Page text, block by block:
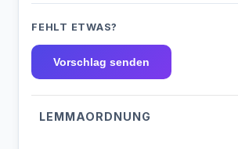
FEHLT ETWAS?
Vorschlag senden
LEMMAORDNUNG